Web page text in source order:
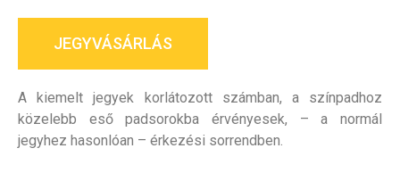
JEGYVÁSÁRLÁS
A kiemelt jegyek korlátozott számban, a színpadhoz
közelebb eső padsorokba érvényesek, – a normál
jegyhez hasonlóan – érkezési sorrendben.